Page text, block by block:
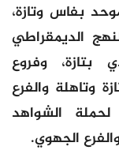
بفاس وتازة،
الديمقراطي
بتازة، وفروع
وتاهلة والفرع
الشواهد
الجهوي.